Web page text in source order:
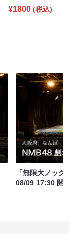
¥1800 (税込)
「無限大ノック
08/09 17:30 開